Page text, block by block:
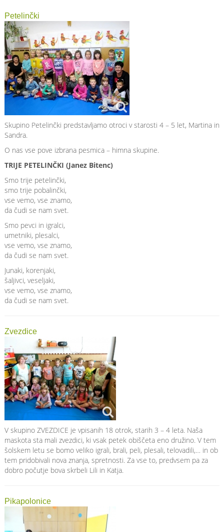
Petelinčki
Skupino Petelinčki predstavljamo otroci v starosti 4 – 5 let, Martina in
Sandra.
O nas vse pove izbrana pesmica – himna skupine.
TRIJE PETELINČKI (Janez Bitenc)
Smo trije petelinčki,
smo trije pobalinčki,
vse vemo, vse znamo,
da čudi se nam svet.
Smo pevci in igralci,
umetniki, plesalci,
vse vemo, vse znamo,
da čudi se nam svet.
Junaki, korenjaki,
šaljivci, veseljaki,
vse vemo, vse znamo,
da čudi se nam svet.
Zvezdice
V skupino ZVEZDICE je vpisanih 18 otrok, starih 3 – 4 leta. Naša
maskota sta mali zvezdici, ki vsak petek obiščeta eno družino. V tem
šolskem letu se bomo veliko igrali, brali, peli, plesali, telovadili,… in ob
tem pridobivali nova znanja, spretnosti. Za vse to, predvsem pa za
dobro počutje bova skrbeli Lili in Katja.
Pikapolonice